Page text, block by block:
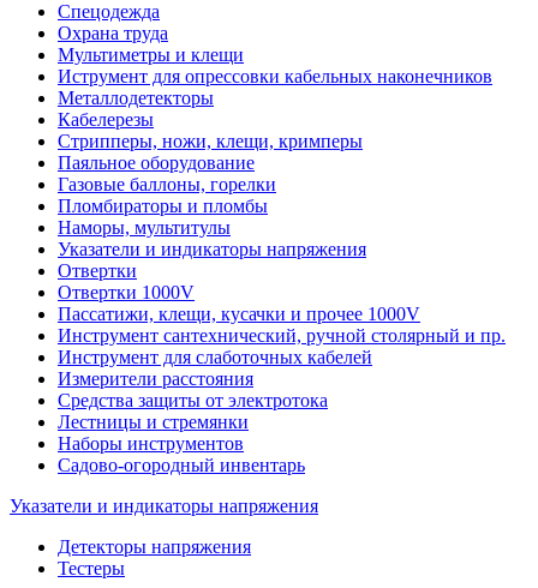
Спецодежда
Охрана труда
Мультиметры и клещи
Иструмент для опрессовки кабельных наконечников
Металлодетекторы
Кабелерезы
Стрипперы, ножи, клещи, кримперы
Паяльное оборудование
Газовые баллоны, горелки
Пломбираторы и пломбы
Наморы, мультитулы
Указатели и индикаторы напряжения
Отвертки
Отвертки 1000V
Пассатижи, клещи, кусачки и прочее 1000V
Инструмент сантехнический, ручной столярный и пр.
Инструмент для слаботочных кабелей
Измерители расстояния
Средства защиты от электротока
Лестницы и стремянки
Наборы инструментов
Садово-огородный инвентарь
Указатели и индикаторы напряжения
Детекторы напряжения
Тестеры